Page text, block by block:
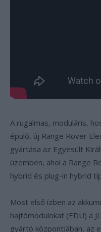
A rugalmas, moduláris,
épülő, új Range Rover
gyártása az Egyesült
üzemben, ahol a Range
hybrid és plug-in hybrid
Most első ízben az
hajtómodulokat (EDU) a
gyártó központjában, az